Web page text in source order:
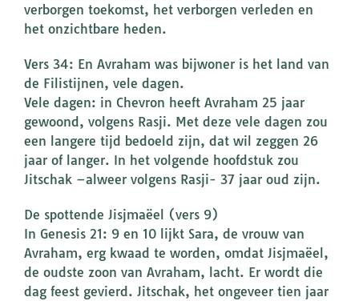
verborgen toekomst, het verborgen verleden en
het onzichtbare heden.
Vers 34: En Avraham was bijwoner is het land van
de Filistijnen, vele dagen.
Vele dagen: in Chevron heeft Avraham 25 jaar
gewoond, volgens Rasji. Met deze vele dagen zou
een langere tijd bedoeld zijn, dat wil zeggen 26
jaar of langer. In het volgende hoofdstuk zou
Jitschak –alweer volgens Rasji- 37 jaar oud zijn.
De spottende Jisjmaëel (vers 9)
In Genesis 21: 9 en 10 lijkt Sara, de vrouw van
Avraham, erg kwaad te worden, omdat Jisjmaëel,
de oudste zoon van Avraham, lacht. Er wordt die
dag feest gevierd. Jitschak, het ongeveer tien jaar